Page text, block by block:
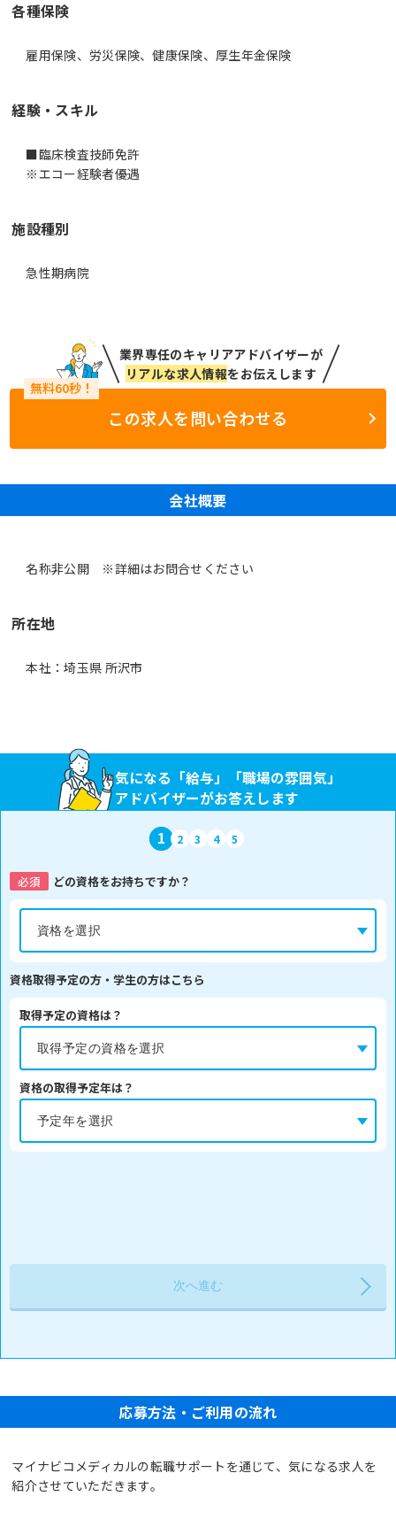
各種保険
雇用保険、労災保険、健康保険、厚生年金保険
経験・スキル
■臨床検査技師免許
※エコー経験者優遇
施設種別
急性期病院
業界専任のキャリアアドバイザーが
リアルな求人情報をお伝えします
この求人を問い合わせる
会社概要
名称非公開 ※詳細はお問合せください
所在地
本社：埼玉県 所沢市
気になる「給与」「職場の雰囲気」
アドバイザーがお答えします
1 2 3 4 5
必須 どの資格をお持ちですか？
資格取得予定の方・学生の方はこちら
取得予定の資格は？
資格の取得予定年は？
応募方法・ご利用の流れ
マイナビコメディカルの転職サポートを通じて、気になる求人を
紹介させていただきます。